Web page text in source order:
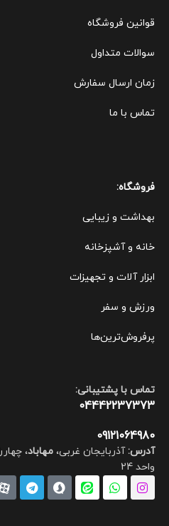
قوانین فروشگاه
سوالات متداول
زمان ارسال سفارش
تماس با ما
فروشگاه:
بهداشت و زیبایی
خانه و آشپزخانه
ابزار آلات و تجهیزات
ورزش و سفر
پرفروش‌ترین‌ها
تماس با پشتیبانی:
04442237373
09121064980
آدرس: آذربایجان غربی،مهاباد،
واحد 24